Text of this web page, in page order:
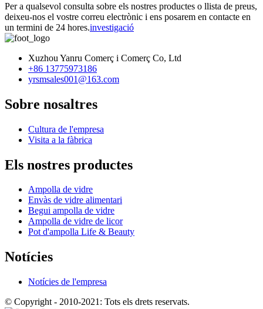
Per a qualsevol consulta sobre els nostres productes o llista de preus,
deixeu-nos el vostre correu electrònic i ens posarem en contacte en
un termini de 24 hores.investigació
Xuzhou Yanru Comerç i Comerç Co, Ltd
+86 13775973186
yrsmsales001@163.com
Sobre nosaltres
Cultura de l'empresa
Visita a la fàbrica
Els nostres productes
Ampolla de vidre
Envàs de vidre alimentari
Begui ampolla de vidre
Ampolla de vidre de licor
Pot d'ampolla Life & Beauty
Notícies
Notícies de l'empresa
© Copyright - 2010-2021: Tots els drets reservats.